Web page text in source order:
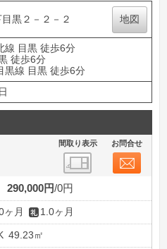
黒２－２－２ 地図
線 目黒 徒歩6分
徒歩6分
黒線 目黒 徒歩6分
間取り表示 お問合せ
290,000円 0円
ヶ月 1.0ヶ月
49.23㎡